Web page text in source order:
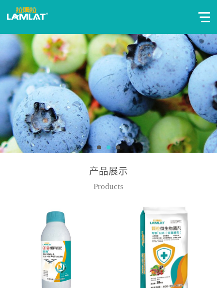
产品展示
Products